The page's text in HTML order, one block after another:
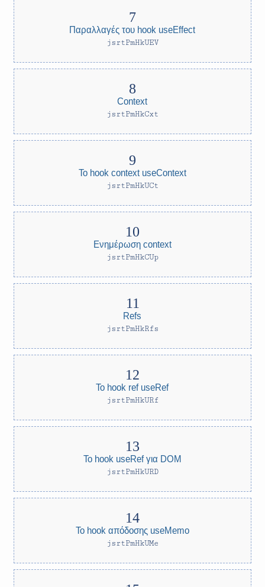
Παραλλαγές του hook useEffect
jsrtPmHkUEV
Context
jsrtPmHkCxt
Το hook context useContext
jsrtPmHkUCt
Ενημέρωση context
jsrtPmHkCUp
Refs
jsrtPmHkRfs
Το hook ref useRef
jsrtPmHkURf
Το hook useRef για DOM
jsrtPmHkURD
Το hook απόδοσης useMemo
jsrtPmHkUMe